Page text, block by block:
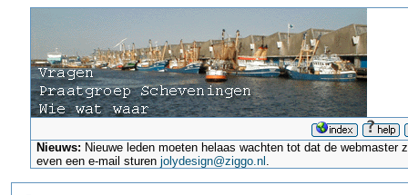
Nieuws: Nieuwe leden moeten helaas wachten tot dat de
even een e-mail sturenjolydesign@ziggo.nl .